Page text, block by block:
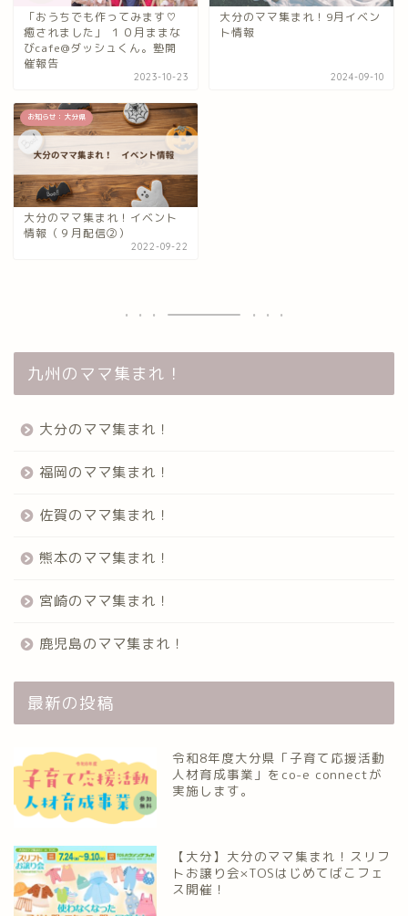
「おうちでも作ってみます♡
癒されました」 １０月ままな
びcafe@ダッシュくん。塾開
催報告
2023-10-23
大分のママ集まれ！9月イベン
ト情報
2024-09-10
お知らせ：大分県
大分のママ集まれ！イベント
情報（９月配信②）
2022-09-22
九州のママ集まれ！
大分のママ集まれ！
福岡のママ集まれ！
佐賀のママ集まれ！
熊本のママ集まれ！
宮崎のママ集まれ！
鹿児島のママ集まれ！
最新の投稿
令和8年度大分県「子育て応援活動
人材育成事業」をco-e connectが
実施します。
【大分】大分のママ集まれ！スリフ
トお譲り会×TOSはじめてばこフェ
ス開催！